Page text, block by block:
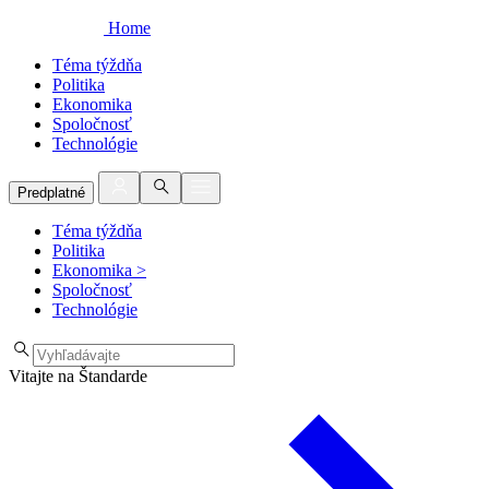
Home
Téma týždňa
Politika
Ekonomika
Spoločnosť
Technológie
Predplatné
Téma týždňa
Politika
Ekonomika >
Spoločnosť
Technológie
Vitajte na Štandarde